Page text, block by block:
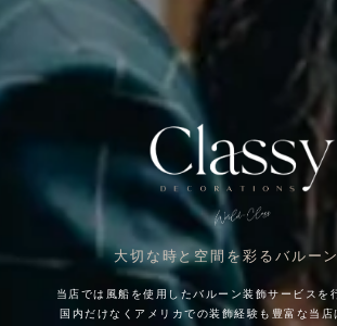
大切な時と空間を彩るバルー
当店では風船を使用したバルーン装飾サービスを
国内だけなくアメリカでの装飾経験も豊富な当店